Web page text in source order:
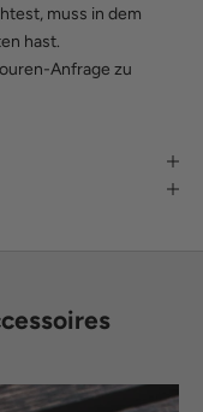
muss in dem
hast.
Anfrage zu